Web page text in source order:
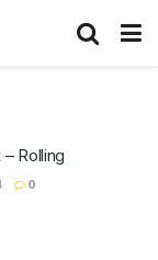
Rolling
0